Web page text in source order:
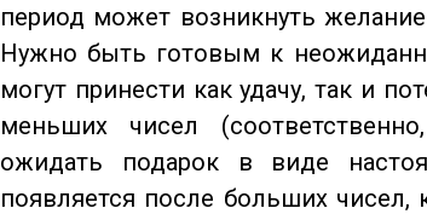
период может возникнуть
Нужно быть готовым к
могут принести как удачу, так и
меньших чисел
ожидать подарок в виде
появляется после больших чисел,